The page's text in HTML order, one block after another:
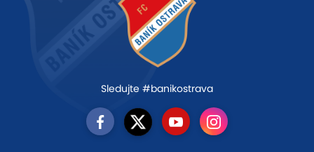
Sledujte #banikostrava